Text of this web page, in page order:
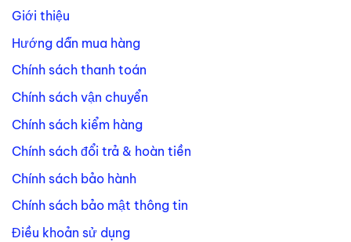
Giới thiệu
Hướng dẫn mua hàng
Chính sách thanh toán
Chính sách vận chuyển
Chính sách kiểm hàng
Chính sách đổi trả & hoàn tiền
Chính sách bảo hành
Chính sách bảo mật thông tin
Điều khoản sử dụng